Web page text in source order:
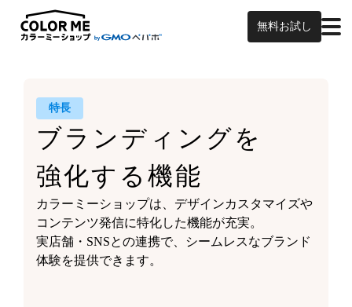
無料お試し
特長
ブランディングを
強化する機能
カラーミーショップは、 デザインカスタマイズや
コンテンツ発信に特化した機能が充実。
実店舗・SNSとの連携で、 シームレスなブランド
体験を提供できます。